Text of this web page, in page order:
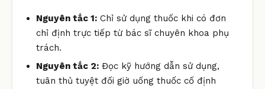
Nguyên tắc 1: Chỉ sử dụng thuốc khi có đơn
chỉ định trực tiếp từ bác sĩ chuyên khoa phụ
trách.
Nguyên tắc 2: Đọc kỹ hướng dẫn sử dụng,
tuân thủ tuyệt đối giờ uống thuốc cố định